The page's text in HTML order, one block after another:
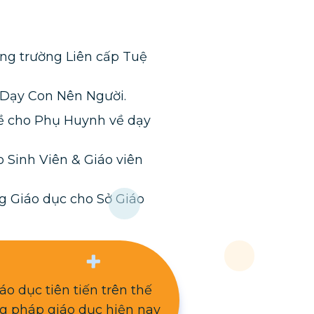
trường Liên cấp Tuệ
Con Nên Người.
cho Phụ Huynh về dạy
Sinh Viên & Giáo viên
Giáo dục cho Sở Giáo
dục tiên tiến trên thế
pháp giáo dục hiện nay